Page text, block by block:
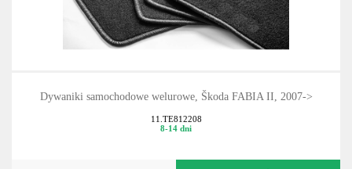
Dywaniki samochodowe welurowe, Škoda FABIA II, 2007->
11.TE812208
8-14 dni